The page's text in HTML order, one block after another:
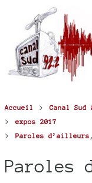
Accueil > Canal Sud
> expos 2017
> Paroles
Paroles